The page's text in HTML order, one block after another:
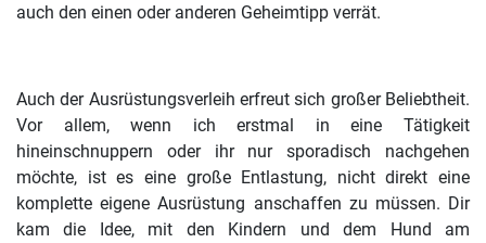
auch den einen oder anderen Geheimtipp verrät.
Auch der Ausrüstungsverleih erfreut sich großer Beliebtheit.
Vor allem, wenn ich erstmal in eine Tätigkeit
hineinschnuppern oder ihr nur sporadisch nachgehen
möchte, ist es eine große Entlastung, nicht direkt eine
komplette eigene Ausrüstung anschaffen zu müssen. Dir
kam die Idee, mit den Kindern und dem Hund am